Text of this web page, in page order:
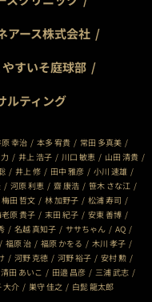
アース株式会社
すいそ庭球部
ルティング
幸治 本多 宥貴
常田 多真美
井上 浩子 川口 敏恵
山田 清貴
井上 修 田中 雅彦
小川 速雄
河原 利恵 齋 康浩
笹木 さな江
梅田 哲文 林 加野子
松浦 寿司
原 貴子 末田 紀子
安東 善博
名越 真知子 ササちゃん
AQ
福原 治 福原 かをる
木川 孝子
河野 克徳 河野 裕子
安村 勲
清田 あいこ 田邉 昌彦
三浦 武志
大介 巣守 佳之 白髭 龍太郎